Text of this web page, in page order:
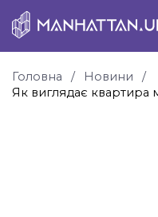
Головна
Новини
Як виглядає квартира